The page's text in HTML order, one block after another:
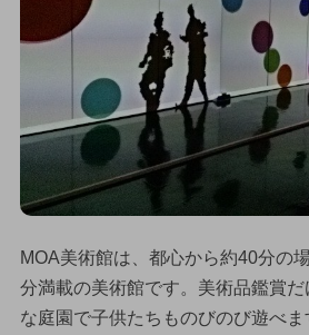
MOA美術館は、都心から約40分の
分満載の美術館です。美術品鑑賞
な庭園で子供たちものびのび遊べま